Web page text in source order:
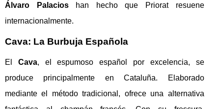
Álvaro Palacioshan hecho que Priorat resuene
internacionalmente.
Cava: La Burbuja Española
El Cava, el espumoso español por excelencia, se
produce principalmente en Cataluña. Elaborado
mediante el método tradicional, ofrece una alternativa